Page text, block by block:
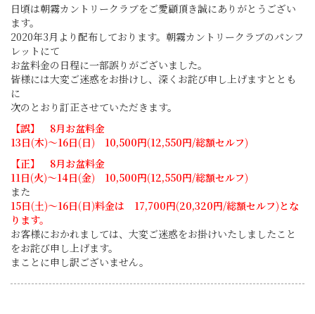
日頃は朝霧カントリークラブをご愛顧頂き誠にありがとうござい
ます。
2020年3月より配布しております。朝霧カントリークラブのパンフ
レットにて
お盆料金の日程に一部誤りがございました。
皆様には大変ご迷惑をお掛けし、深くお詫び申し上げますととも
に
次のとおり訂正させていただきます。
【誤】 8月お盆料金
13日(木)〜16日(日) 10,500円(12,550円/総額セルフ)
【正】 8月お盆料金
11日(火)〜14日(金) 10,500円(12,550円/総額セルフ)
また
15日(土)〜16日(日)料金は 17,700円(20,320円/総額セルフ)とな
ります。
お客様におかれましては、大変ご迷惑をお掛けいたしましたこと
をお詫び申し上げます。
まことに申し訳ございません。